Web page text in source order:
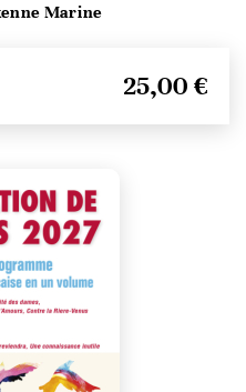
Marine
25,00 €